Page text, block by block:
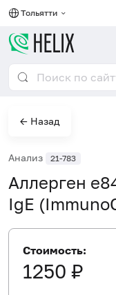
Тольятти
← Назад
Анализ 21-783
Аллерген
IgE
Стоимость:
1250 ₽